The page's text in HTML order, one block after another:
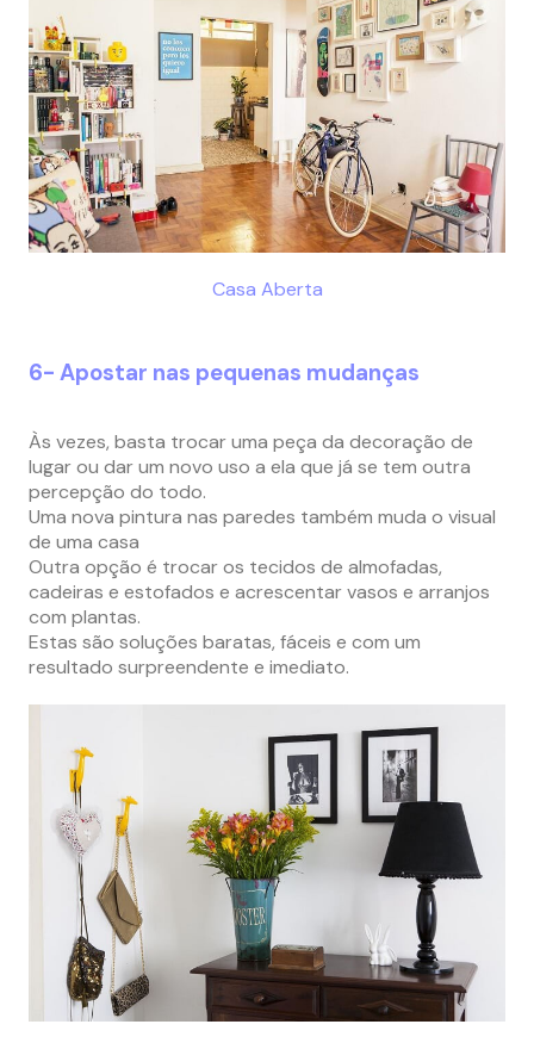
Casa Aberta
6- Apostar nas pequenas mudanças
Às vezes, basta trocar uma peça da decoração de
lugar ou dar um novo uso a ela que já se tem outra
percepção do todo.
Uma nova pintura nas paredes também muda o visual
de uma casa
Outra opção é trocar os tecidos de almofadas,
cadeiras e estofados e acrescentar vasos e arranjos
com plantas.
Estas são soluções baratas, fáceis e com um
resultado surpreendente e imediato.